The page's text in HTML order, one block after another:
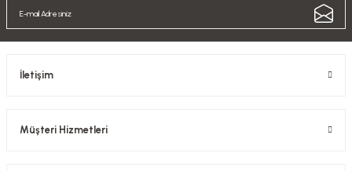
İletişim
Müşteri Hizmetleri